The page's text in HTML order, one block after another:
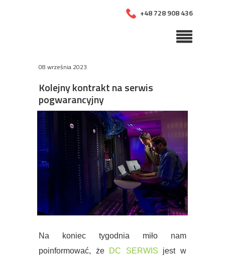
08 września 2023
Kolejny kontrakt na serwis
pogwarancyjny
Na koniec tygodnia miło nam
poinformować, że
DC SERWIS jest w
+48 728 908 436